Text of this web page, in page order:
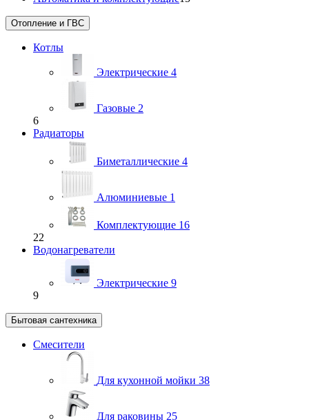
Отопление и ГВС
Котлы
Электрические 4
Газовые 2
6
Радиаторы
Биметаллические 4
Алюминиевые 1
Комплектующие 16
22
Водонагреватели
Электрические 9
9
Бытовая сантехника
Смесители
Для кухонной мойки 38
Для раковины 25